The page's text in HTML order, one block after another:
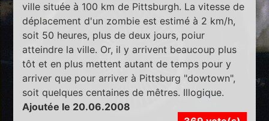
ville située à 100 km de Pittsburgh. La vitesse de
déplacement d'un zombie est estimé à 2 km/h,
soit 50 heures, plus de deux jours, poiur
atteindre la ville. Or, il y arrivent beaucoup plus
tôt et en plus mettent autant de temps pour y
arriver que pour arriver à Pittsburg "dowtown",
soit quelques centaines de mêtres. Illogique.
Ajoutée le 20.06.2008